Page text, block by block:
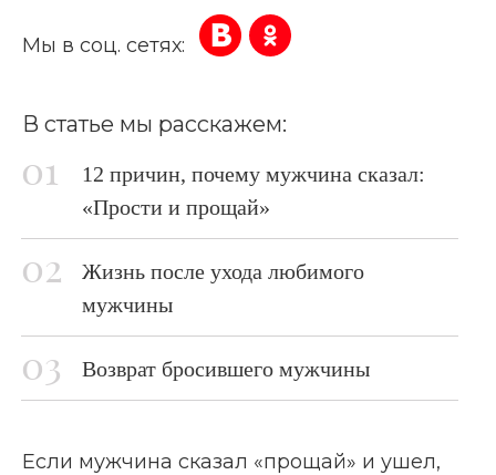
Мы в соц. сетях:
В статье мы расскажем:
12 причин, почему мужчина сказал:
«Прости и прощай»
Жизнь после ухода любимого
мужчины
Возврат бросившего мужчины
Если мужчина сказал «прощай» и ушел,